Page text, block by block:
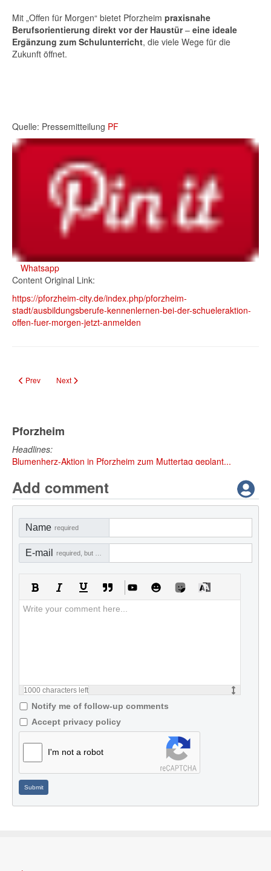
Mit „Offen für Morgen“ bietet Pforzheim praxisnahe
Berufsorientierung direkt vor der Haustür– eine ideale
Ergänzung zum Schulunterricht, die viele Wege für die
Zukunft öffnet.
Quelle: Pressemitteilung PF
Whatsapp
Content Original Link:
https://pforzheim-city.de/index.php/pforzheim-
stadt/ausbildungsberufe-kennenlernen-bei-der-schueleraktion-
offen-fuer-morgen-jetzt-anmelden
Previous article: „HEISS AUF LESEN“: Lesesommer mit Gewinnchance
Prev Next article: „HEISS AUF LESEN“ startet in Pforzheim:
Next
Pforzheim
Headlines:
Blumenherz-Aktion in Pforzheim zum Muttertag geplant...
Add comment
Name required
E-mail
1000 characters left
Notify me of follow-up comments
Accept privacy policy
I'm not a robot
Submit